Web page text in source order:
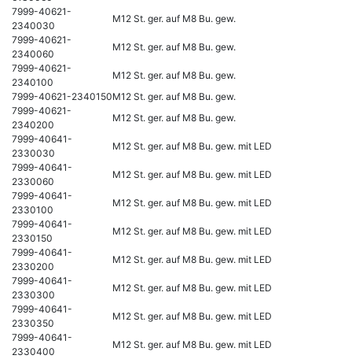
7999-40621-
2340030
M12 St. ger. auf M8 Bu. gew.
7999-40621-
2340060
M12 St. ger. auf M8 Bu. gew.
7999-40621-
2340100
M12 St. ger. auf M8 Bu. gew.
7999-40621-2340150M12 St. ger. auf M8 Bu. gew.
7999-40621-
2340200
M12 St. ger. auf M8 Bu. gew.
7999-40641-
2330030
M12 St. ger. auf M8 Bu. gew. mit LED
7999-40641-
2330060
M12 St. ger. auf M8 Bu. gew. mit LED
7999-40641-
2330100
M12 St. ger. auf M8 Bu. gew. mit LED
7999-40641-
2330150
M12 St. ger. auf M8 Bu. gew. mit LED
7999-40641-
2330200
M12 St. ger. auf M8 Bu. gew. mit LED
7999-40641-
2330300
M12 St. ger. auf M8 Bu. gew. mit LED
7999-40641-
2330350
M12 St. ger. auf M8 Bu. gew. mit LED
7999-40641-
2330400
M12 St. ger. auf M8 Bu. gew. mit LED